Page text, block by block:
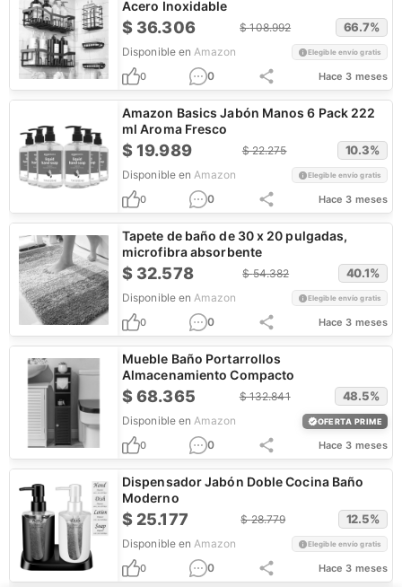
Acero Inoxidable
$ 36.306 $108.992 66.7%
Disponible en Amazon Elegible envío gratis
0 0 Hace 3 meses
Amazon Basics Jabón Manos 6 Pack 222
ml Aroma Fresco
$19.989 $22.275 10.3%
Disponible en Amazon Elegible envío gratis
0 0 Hace 3 meses
Tapete de baño de 30 x 20 pulgadas,
microfibra absorbente
$ 32.578 $54.382 40.1%
Disponible en Amazon Elegible envío gratis
0 0 Hace 3 meses
Mueble Baño Portarrollos
Almacenamiento Compacto
$68.365 $132.841 48.5%
Disponible en Amazon OFERTA PRIME
0 0 Hace 3 meses
Dispensador Jabón Doble Cocina Baño
Moderno
$ 25.177 $28.779 12.5%
Disponible en Amazon Elegible envío gratis
0 0 Hace 3 meses